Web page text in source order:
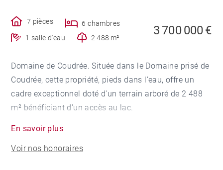
7 pièces
6 chambres
1 salle d'eau
2 488 m²
3 700 000 €
Domaine de Coudrée. Située dans le Domaine prisé de
Coudrée, cette propriété, pieds dans l’eau, offre un
cadre exceptionnel doté d'un terrain arboré de 2 488
m² bénéficiant d'un accès au lac.
La villa de plus de 180 m² est entièrement tournée
vers le Léman et offre 6 chambres.
En savoir plus
Voir nos honoraires